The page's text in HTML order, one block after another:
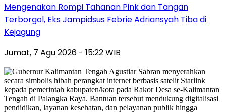
Mengenakan Rompi Tahanan Pink dan Tangan
Terborgol, Eks Jampidsus Febrie Adriansyah Tiba di
Kejagung
Jumat, 7 Agu 2026 - 15:22 WIB